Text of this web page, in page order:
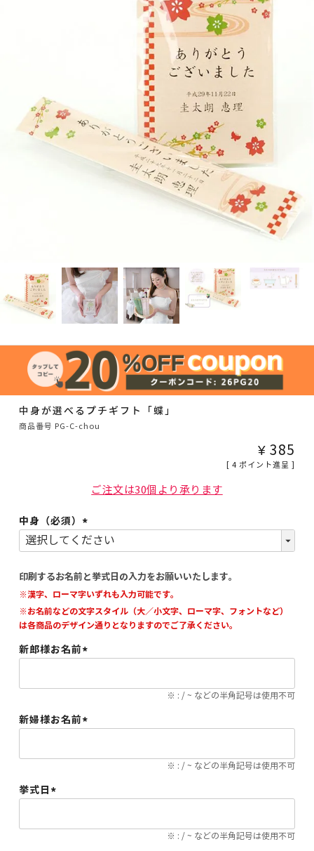
中身が選べるプチギフト「蝶」
商品番号 PG-C-chou
¥ 385
[ 4 ポイント進呈 ]
ご注文は30個より承ります
中身（必須）
(必
印刷するお名前と挙式日の入力をお願いいたします。
※漢字、ローマ字いずれも入力可能です。
※お名前などの文字スタイル（大／小文字、ローマ字、フォントなど）
は各商品のデザイン通りとなりますのでご了承ください。
新郎様お名前
須)
※ : / ~ などの半角記号は使用不可
新婦様お名前
須)
※ : / ~ などの半角記号は使用不可
挙式日
須)
※ : / ~ などの半角記号は使用不可